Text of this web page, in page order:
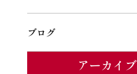
ブログ
アーカイブ